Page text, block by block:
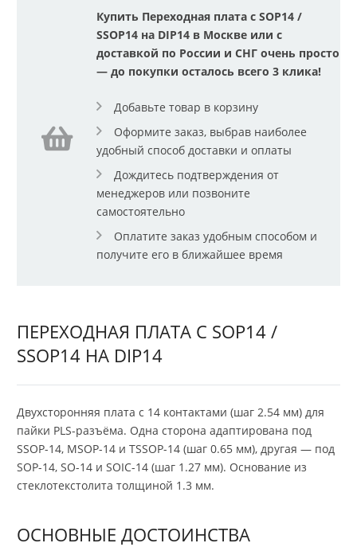
Купить Переходная плата с SOP14 /
SSOP14 на DIP14 в Москве или с
доставкой по России и СНГ очень просто
— до покупки осталось всего 3 клика!
Добавьте товар в корзину
Оформите заказ, выбрав наиболее
удобный способ доставки и оплаты
Дождитесь подтверждения от
менеджеров или позвоните
самостоятельно
Оплатите заказ удобным способом и
получите его в ближайшее время
ПЕРЕХОДНАЯ ПЛАТА С SOP14 /
SSOP14 НА DIP14
Двухсторонняя плата с 14 контактами (шаг 2.54 мм) для
пайки PLS-разъёма. Одна сторона адаптирована под
SSOP-14, MSOP-14 и TSSOP-14 (шаг 0.65 мм), другая — под
SOP-14, SO-14 и SOIC-14 (шаг 1.27 мм). Основание из
стеклотекстолита толщиной 1.3 мм.
ОСНОВНЫЕ ДОСТОИНСТВА